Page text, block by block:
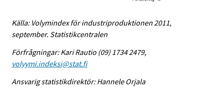
Källa: Volymindex för industriproduktionen 2011,
september. Statistikcentralen
Förfrågningar: Kari Rautio (09) 1734 2479,
volyymi.indeksi@stat.fi
Ansvarig statistikdirektör: Hannele Orjala